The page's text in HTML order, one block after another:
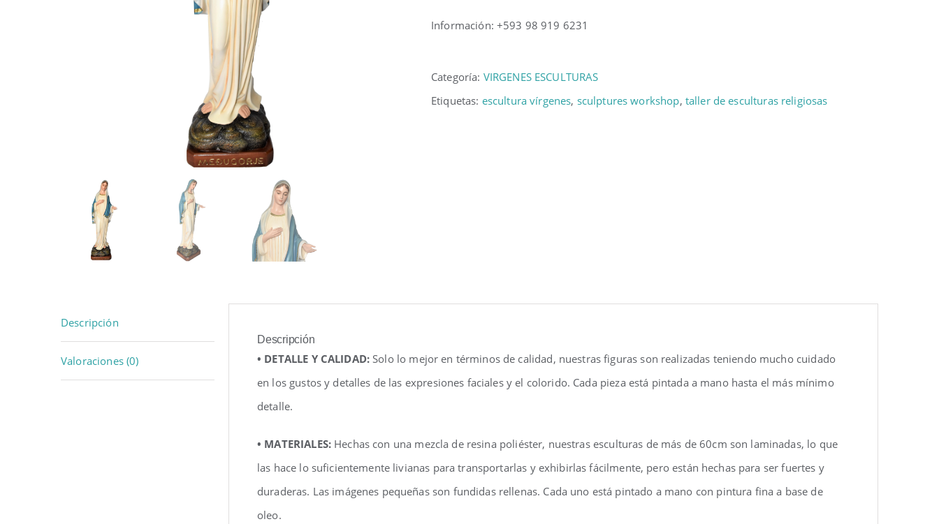
Información: +593 98 919 6231
Categoría: VIRGENES ESCULTURAS
Etiquetas: escultura vírgenes, sculptures workshop, taller de esculturas religiosas
Descripción
Valoraciones (0)
Descripción
• DETALLE Y CALIDAD: Solo lo mejor en términos de calidad, nuestras figuras son realizadas teniendo mucho cuidado
en los gustos y detalles de las expresiones faciales y el colorido. Cada pieza está pintada a mano hasta el más mínimo
detalle.
• MATERIALES:Hechas con una mezcla de resina poliéster, nuestras esculturas de más de 60cm son laminadas, lo que
las hace lo suficientemente livianas para transportarlas y exhibirlas fácilmente, pero están hechas para ser fuertes y
duraderas. Las imágenes pequeñas son fundidas rellenas. Cada uno está pintado a mano con pintura fina a base de
oleo.